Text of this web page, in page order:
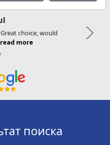
choice, would
read more Next
поиска